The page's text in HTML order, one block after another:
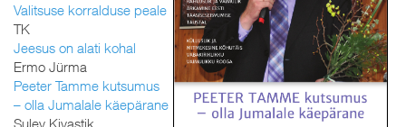
Valitsuse korralduse peale
TK
Jeesus on alati kohal
Ermo Jürma
Peeter Tamme kutsumus
– olla Jumalale käepärane
Sulev Kivastik